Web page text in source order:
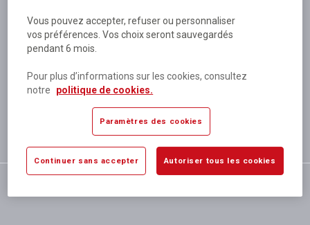
Plus de 180 personnes
à votre écoute
Plus de 80 000 références
disponibles
Expédition le jour même
si validation avant 12h
satisfaction totale
Vous pouvez accepter, refuser ou personnaliser
vos préférences. Vos choix seront sauvegardés
pendant 6 mois.
Pour plus d’informations sur les cookies, consultez
notre
politique de cookies.
Paramètres des cookies
Continuer sans accepter Autoriser tous les cookies